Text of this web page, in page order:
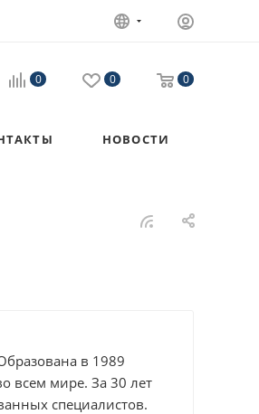
0 0 0
НОВОСТИ
в 1989
всем мире. За 30 лет
специалистов.